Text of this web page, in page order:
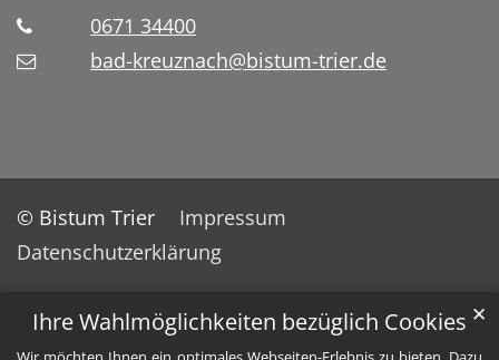
Ihre Wahlmöglichkeiten bezüglich Cookies ✕
0671 34400
bad-kreuznach@bistum-trier.de
© Bistum Trier
Impressum
Datenschutzerklärung